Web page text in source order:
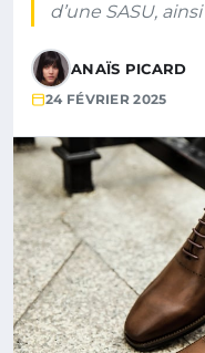
d’une SASU,
ANAÏS PICARD
24 FÉVRIER 2025